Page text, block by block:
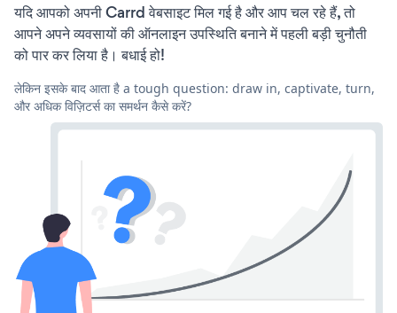
यदि आपको अपनी Carrd वेबसाइट मिल गई है और आप चल रहे हैं, तो
आपने अपने व्यवसायों की ऑनलाइन उपस्थिति बनाने में पहली बड़ी चुनौती
को पार कर लिया है। बधाई हो!
लेकिन इसके बाद आता है a tough question: draw in, captivate, turn,
और अधिक विज़िटर्स का समर्थन कैसे करें?